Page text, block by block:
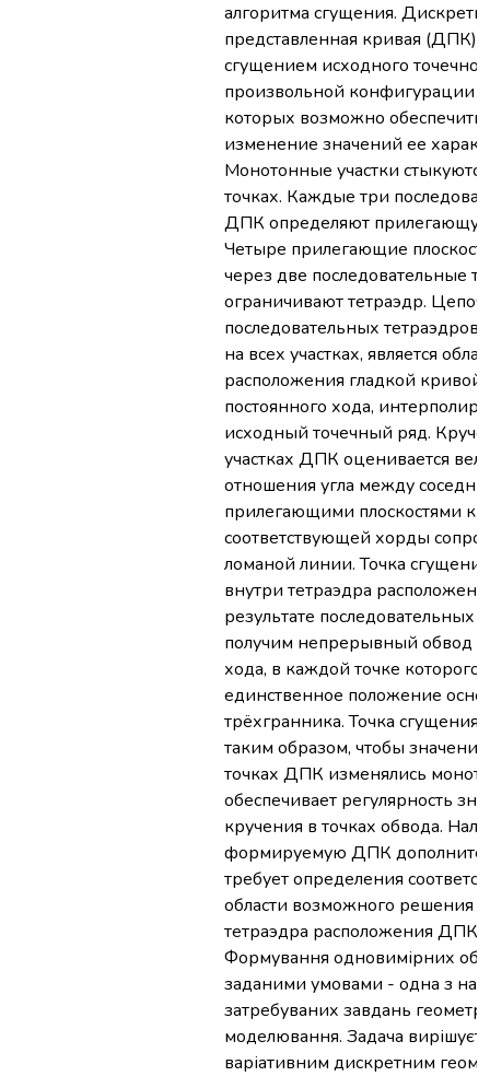
алгоритма сгущения.
представленная кривая (ДПК)
сгущением исходного
произвольной конфигурации
которых возможно
изменение значений ее
Монотонные участки
точках. Каждые три
ДПК определяют прилегающую
Четыре прилегающие
через две последовательные
ограничивают тетраэдр.
последовательных
на всех участках, является
расположения гладкой кривой
постоянного хода,
исходный точечный ряд.
участках ДПК оценивается
отношения угла между
прилегающими плоскостями к
соответствующей хорды
ломаной линии. Точка сгущения
внутри тетраэдра
результате последовательных
получим непрерывный обвод
хода, в каждой точке которого
единственное положение
трёхгранника. Точка сгущения
таким образом, чтобы
точках ДПК изменялись
обеспечивает регулярность
кручения в точках обвода.
формируемую ДПК
требует определения
области возможного решения
тетраэдра расположения ДПК.
Формування одновимірних
заданими умовами - одна з
затребуваних завдань
моделювання. Задача
варіативним дискретним